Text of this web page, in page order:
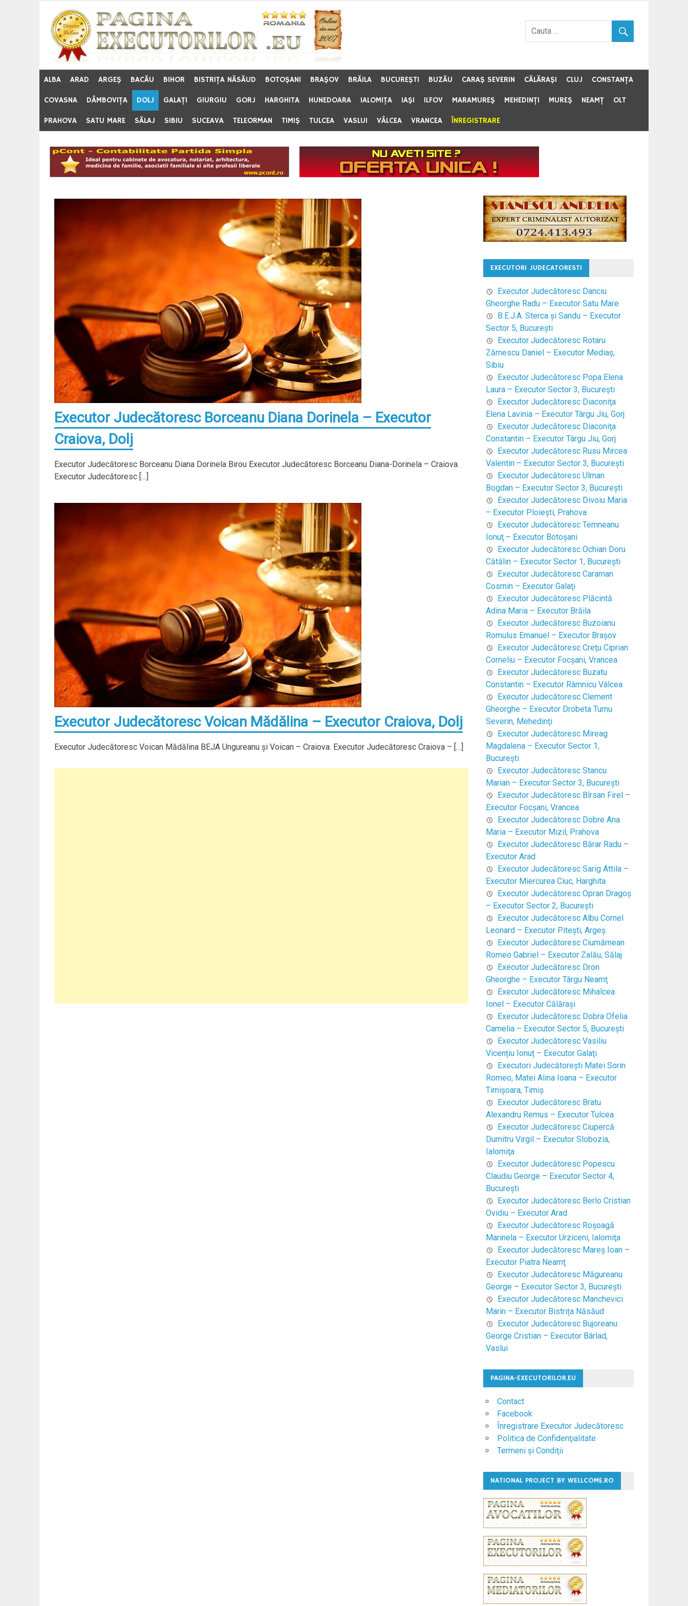
content
ALBA ARAD ARGEŞ BACĂU BIHOR BISTRIŢA NĂSĂUD BOTOŞANI BRAŞOV BRĂILA BUCUREŞTI BUZĂU CARAŞ SEVERIN CĂLĂRAŞI CLUJ CONSTANŢA
COVASNA DÂMBOVIŢA DOLJ GALAŢI GIURGIU GORJ HARGHITA HUNEDOARA IALOMIŢA IAŞI ILFOV MARAMUREŞ MEHEDINŢI MUREŞ NEAMŢ OLT
PRAHOVA SATU MARE SĂLAJ SIBIU SUCEAVA TELEORMAN TIMIŞ TULCEA VASLUI VÂLCEA VRANCEA ÎNREGISTRARE
Executor Judecătoresc Borceanu Diana Dorinela – Executor
Craiova, Dolj
Executor Judecătoresc Borceanu Diana Dorinela Birou Executor Judecătoresc Borceanu Diana-Dorinela – Craiova.
Executor Judecătoresc […]
Executor Judecătoresc Voican Mădălina – Executor Craiova, Dolj
Executor Judecătoresc Voican Mădălina BEJA Ungureanu şi Voican – Craiova. Executor Judecătoresc Craiova – […]
EXECUTORI JUDECATORESTI
Executor Judecătoresc Danciu
Gheorghe Radu – Executor Satu Mare
B.E.J.A. Sterca şi Sandu – Executor
Sector 5, Bucureşti
Executor Judecătoresc Rotaru
Zărnescu Daniel – Executor Mediaş,
Sibiu
Executor Judecătoresc Popa Elena
Laura – Executor Sector 3, Bucureşti
Executor Judecătoresc Diaconiţa
Elena Lavinia – Executor Târgu Jiu, Gorj
Executor Judecătoresc Diaconiţa
Constantin – Executor Târgu Jiu, Gorj
Executor Judecătoresc Rusu Mircea
Valentin – Executor Sector 3, Bucureşti
Executor Judecătoresc Ulman
Bogdan – Executor Sector 3, Bucureşti
Executor Judecătoresc Divoiu Maria
– Executor Ploieşti, Prahova
Executor Judecătoresc Temneanu
Ionuţ – Executor Botoşani
Executor Judecătoresc Ochian Doru
Cătălin – Executor Sector 1, Bucureşti
Executor Judecătoresc Caraman
Cosmin – Executor Galaţi
Executor Judecătoresc Plăcintă
Adina Maria – Executor Brăila
Executor Judecătoresc Buzoianu
Romulus Emanuel – Executor Braşov
Executor Judecătoresc Creţu Ciprian
Corneliu – Executor Focşani, Vrancea
Executor Judecătoresc Buzatu
Constantin – Executor Râmnicu Vâlcea
Executor Judecătoresc Clement
Gheorghe – Executor Drobeta Turnu
Severin, Mehedinţi
Executor Judecătoresc Mireag
Magdalena – Executor Sector 1,
Bucureşti
Executor Judecătoresc Stancu
Marian – Executor Sector 3, Bucureşti
Executor Judecătoresc Bîrsan Firel –
Executor Focşani, Vrancea
Executor Judecătoresc Dobre Ana
Maria – Executor Mizil, Prahova
Executor Judecătoresc Bărar Radu –
Executor Arad
Executor Judecătoresc Sarig Attila –
Executor Miercurea Ciuc, Harghita
Executor Judecătoresc Opran Dragoş
– Executor Sector 2, Bucureşti
Executor Judecătoresc Albu Cornel
Leonard – Executor Piteşti, Argeş
Executor Judecătoresc Ciumărnean
Romeo Gabriel – Executor Zalău, Sălaj
Executor Judecătoresc Dron
Gheorghe – Executor Târgu Neamţ
Executor Judecătoresc Mihalcea
Ionel – Executor Călăraşi
Executor Judecătoresc Dobra Ofelia
Camelia – Executor Sector 5, Bucureşti
Executor Judecătoresc Vasiliu
Vicențiu Ionuț – Executor Galaţi
Executori Judecătoreşti Matei Sorin
Romeo, Matei Alina Ioana – Executor
Timişoara, Timiş
Executor Judecătoresc Bratu
Alexandru Remus – Executor Tulcea
Executor Judecătoresc Ciupercă
Dumitru Virgil – Executor Slobozia,
Ialomiţa
Executor Judecătoresc Popescu
Claudiu George – Executor Sector 4,
Bucureşti
Executor Judecătoresc Berlo Cristian
Ovidiu – Executor Arad
Executor Judecătoresc Roşoagă
Marinela – Executor Urziceni, Ialomiţa
Executor Judecătoresc Mareş Ioan –
Executor Piatra Neamţ
Executor Judecătoresc Măgureanu
George – Executor Sector 3, Bucureşti
Executor Judecătoresc Manchevici
Marin – Executor Bistrița Năsăud
Executor Judecătoresc Bujoreanu
George Cristian – Executor Bârlad,
Vaslui
PAGINA-EXECUTORILOR.EU
Contact
Facebook
Înregistrare Executor Judecătoresc
Politica de Confidenţialitate
Termeni şi Condiţii
NATIONAL PROJECT BY WELLCOME.RO